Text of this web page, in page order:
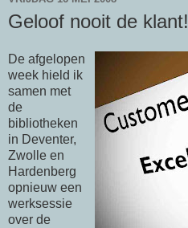
Geloof nooit de klant!
De afgelopen
week hield ik
samen met
de
bibliotheken
in Deventer,
Zwolle en
Hardenberg
opnieuw een
werksessie
over de